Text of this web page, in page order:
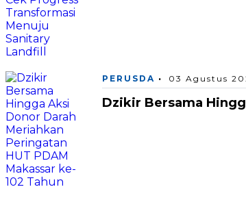
PERUSDA 03 Agustus
Dzikir Bersama